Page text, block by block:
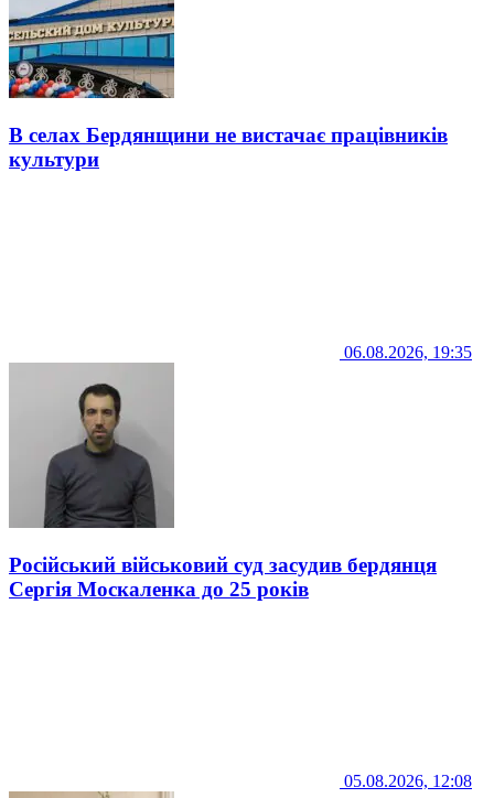
В селах Бердянщини не вистачає працівників
культури
06.08.2026, 19:35
Російський військовий суд засудив бердянця
Сергія Москаленка до 25 років
05.08.2026, 12:08